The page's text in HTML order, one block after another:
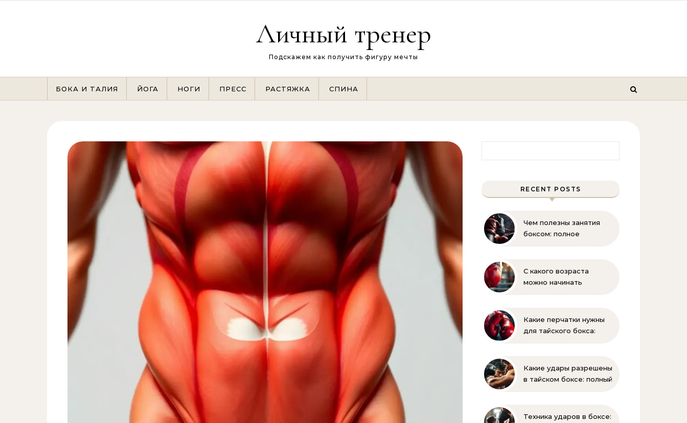
Личный тренер
Подскажем как получить фигуру мечты
БОКА И ТАЛИЯ ЙОГА НОГИ ПРЕСС РАСТЯЖКА СПИНА
RECENT POSTS
Чем полезны занятия
боксом: полное
С какого возраста
можно начинать
для родителей
Какие перчатки нужны
для тайского бокса:
Какие удары разрешены
в тайском боксе: полный
Техника ударов в боксе: